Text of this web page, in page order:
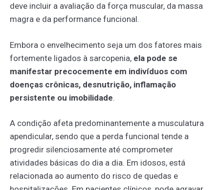
deve incluir a avaliação da força muscular, da massa
magra e da performance funcional.
Embora o envelhecimento seja um dos fatores mais
fortemente ligados à sarcopenia, ela pode se
manifestar precocemente em indivíduos com
doenças crônicas, desnutrição, inflamação
persistente ou imobilidade.
A condição afeta predominantemente a musculatura
apendicular, sendo que a perda funcional tende a
progredir silenciosamente até comprometer
atividades básicas do dia a dia. Em idosos, está
relacionada ao aumento do risco de quedas e